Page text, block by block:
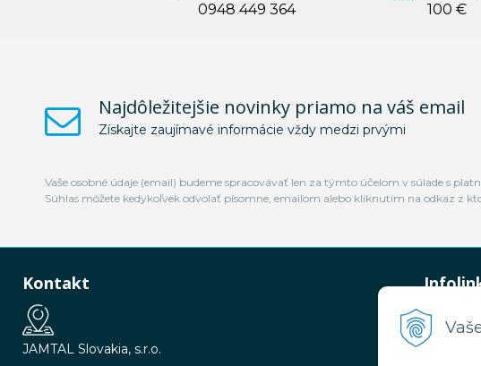
0948 449 364
100 €
Najdôležitejšie novinky priamo na váš email
Získajte zaujímavé informácie vždy medzi prvými
Vaše osobné údaje (email) budeme spracovávať len za týmto účelom v súlade s
Súhlas môžete kedykoľvek odvolať písomne, emailom alebo kliknutím na odkaz z
Kontakt
JAMTAL Slovakia, s.r.o.